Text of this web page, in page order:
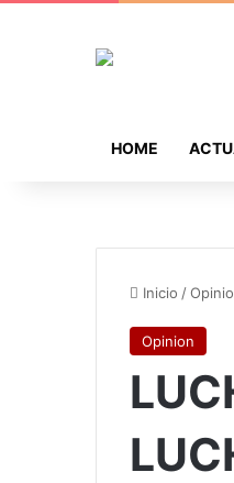
HOME
Inicio /
Opinion